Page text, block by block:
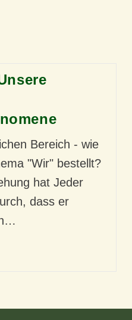
Bereich - wie
"Wir" bestellt?
hat Jeder
dass er